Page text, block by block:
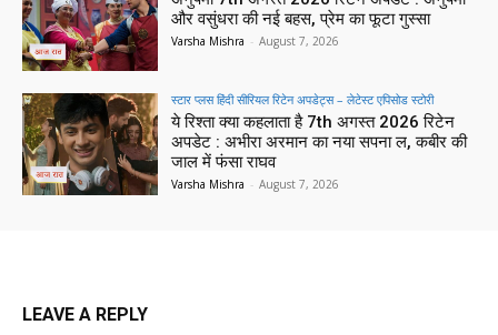
और वसुंधरा की नई बहस, प्रेम का फूटा गुस्सा
Varsha Mishra - August 7, 2026
स्टार प्लस हिंदी सीरियल रिटेन अपडेट्स – लेटेस्ट एपिसोड स्टोरी
ये रिश्ता क्या कहलाता है 7th अगस्त 2026 रिटेन
अपडेट : अभीरा अरमान का नया सपना ल, कबीर की
जाल में फंसा राघव
Varsha Mishra - August 7, 2026
LEAVE A REPLY